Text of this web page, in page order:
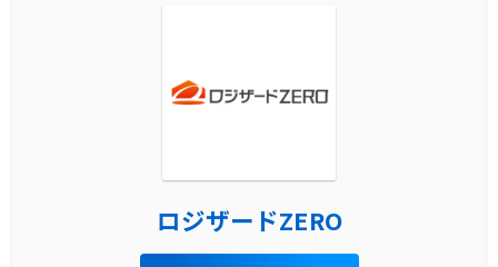
ロジザードZERO